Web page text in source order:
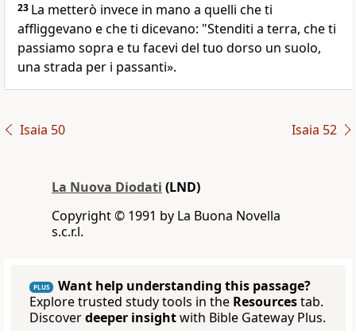
23 La metterò invece in mano a quelli che ti
affliggevano e che ti dicevano: "Stenditi a terra, che ti
passiamo sopra e tu facevi del tuo dorso un suolo,
una strada per i passanti».
Isaia 50 Isaia 52
La Nuova Diodati (LND)
Copyright © 1991 by La Buona Novella
s.c.r.l.
PLUS
Want help understanding this passage?
Explore trusted study tools in the Resourcestab.
Discoverdeeper insightwith Bible Gateway Plus.